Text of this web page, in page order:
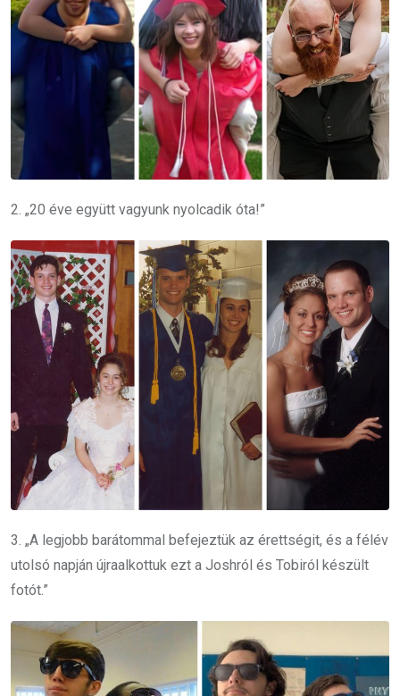
2. „20 éve együtt vagyunk nyolcadik óta!”
3. „A legjobb barátommal befejeztük az érettségit, és a félév
utolsó napján újraalkottuk ezt a Joshról és Tobiról készült
fotót.”